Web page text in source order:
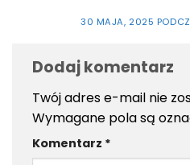
30 MAJA, 2025
Dodaj komentarz
Twój adres e-mail nie
Wymagane pola są
Komentarz *